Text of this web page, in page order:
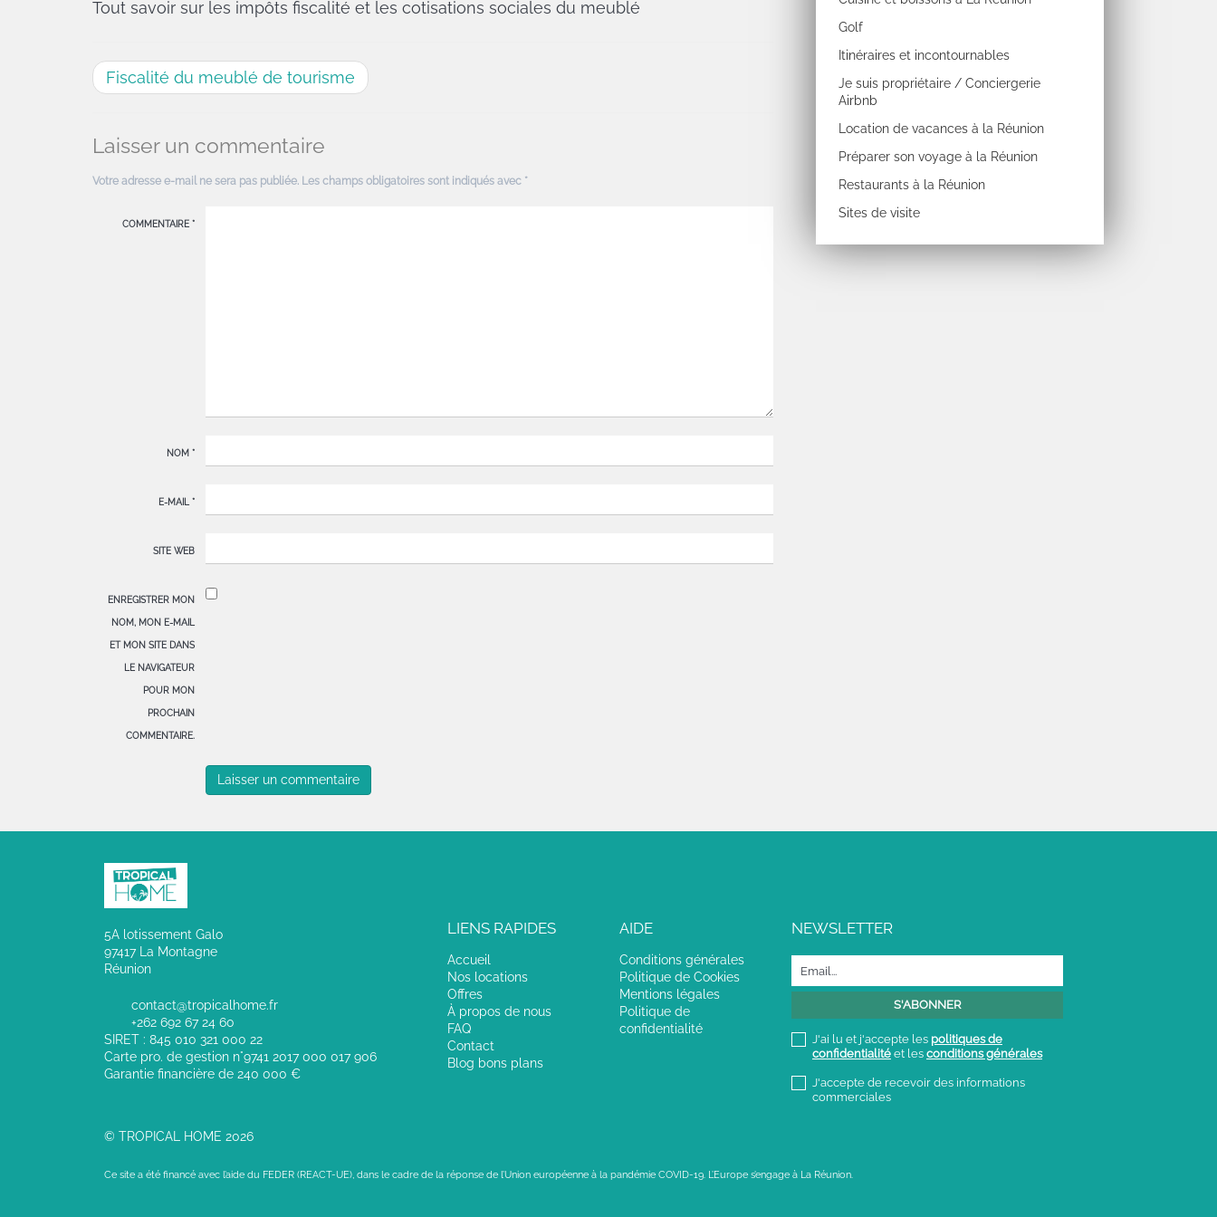
Tout savoir sur les impôts fiscalité et les cotisations sociales du meublé
Fiscalité du meublé de tourisme
Laisser un commentaire
Votre adresse e-mail ne sera pas publiée. Les champs obligatoires sont indiqués avec *
COMMENTAIRE *
NOM *
E-MAIL *
SITE WEB
ENREGISTRER MON
NOM, MON E-MAIL
ET MON SITE DANS
LE NAVIGATEUR
POUR MON
PROCHAIN
COMMENTAIRE.
Golf
Itinéraires et incontournables
Je suis propriétaire / Conciergerie
Airbnb
Location de vacances à la Réunion
Préparer son voyage à la Réunion
Restaurants à la Réunion
Sites de visite
5A lotissement Galo
97417 La Montagne
Réunion
contact@tropicalhome.fr
+262 692 67 24 60
SIRET : 845 010 321 000 22
Carte pro. de gestion n°9741 2017 000 017 906
Garantie financière de 240 000 €
© TROPICAL HOME 2026
LIENS RAPIDES
Accueil
Nos locations
Offres
À propos de nous
FAQ
Contact
Blog bons plans
AIDE
Conditions générales
Politique de Cookies
Mentions légales
Politique de
confidentialité
NEWSLETTER
J'ai lu et j'accepte les politiques de
confidentialitéet les conditions générales
J'accepte de recevoir des informations
commerciales
Ce site a été financé avec l’aide du FEDER (REACT-UE), dans le cadre de la réponse de l’Union européenne à la pandémie COVID-19. L’Europe s’engage à La Réunion.